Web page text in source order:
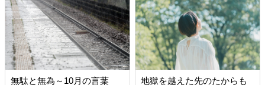
無駄と無為～10月の言葉
地獄を越えた先のたからも